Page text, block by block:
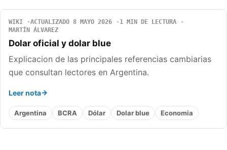
WIKI ACTUALIZADO 8 MAYO 2026
1 MIN DE LECTURA
MARTÍN ÁLVAREZ
Dolar oficial y dolar blue
Explicacion de las principales referencias cambiarias
que consultan lectores en Argentina.
Leer nota
Argentina BCRA Dólar Dolar blue Economia